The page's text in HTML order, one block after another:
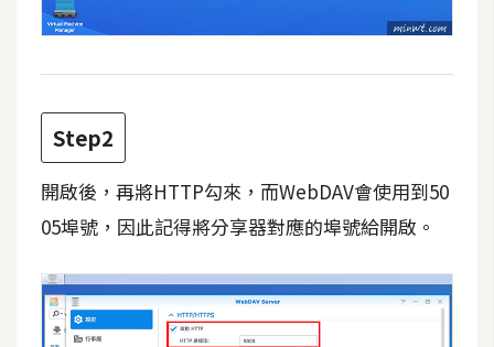
資
免
費
圖
庫
費
字
Step2
開啟後，再將HTTP勾來，而WebDAV會使用到50
05埠號，因此記得將分享器對應的埠號給開啟。